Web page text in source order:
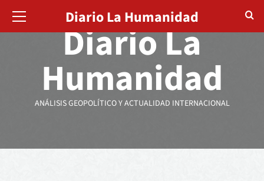
Diario La
Humanidad
ANÁLISIS GEOPOLÍTICO Y ACTUALIDAD INTERNACIONAL
Diario La Humanidad